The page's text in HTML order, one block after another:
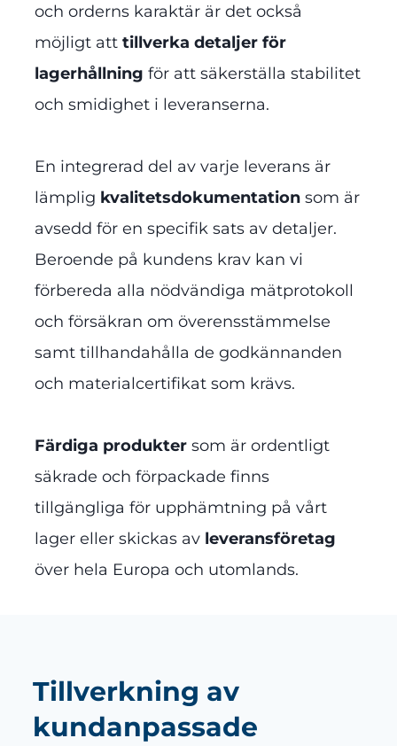
och orderns karaktär är det också
möjligt att tillverka detaljer för
lagerhållning för att säkerställa stabilitet
och smidighet i leveranserna.
En integrerad del av varje leverans är
lämplig kvalitetsdokumentation som är
avsedd för en specifik sats av detaljer.
Beroende på kundens krav kan vi
förbereda alla nödvändiga mätprotokoll
och försäkran om överensstämmelse
samt tillhandahålla de godkännanden
och materialcertifikat som krävs.
Färdiga produktersom är ordentligt
säkrade och förpackade finns
tillgängliga för upphämtning på vårt
lager eller skickas av leveransföretag
över hela Europa och utomlands.
Tillverkning av
kundanpassade